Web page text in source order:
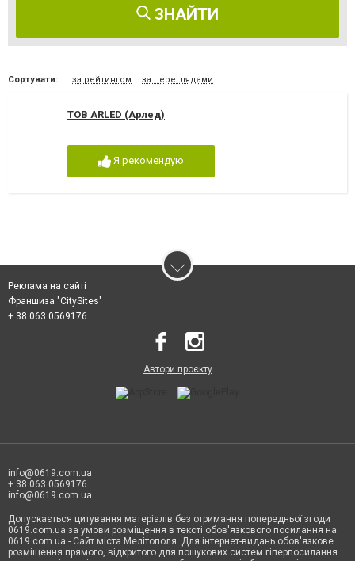
ЗНАЙТИ
Сортувати: за рейтингом за переглядами
ТОВ ARLED (Арлед)
Я рекомендую
Реклама на сайті
Франшиза "CitySites"
+ 38 063 0569176
Автори проєкту
info@0619.com.ua
+ 38 063 0569176
info@0619.com.ua
Допускається цитування матеріалів без отримання попередньої згоди
0619.com.ua за умови розміщення в тексті обов'язкового посилання на
0619.com.ua - Сайт міста Мелітополя. Для інтернет-видань обов'язкове
розміщення прямого, відкритого для пошукових систем гіперпосилання